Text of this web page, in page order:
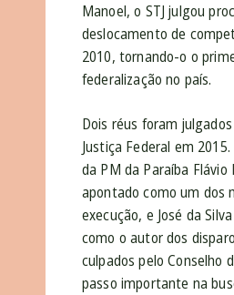
Manoel, o STJ julgou
deslocamento de
2010, tornando-o o
federalização no país.
Dois réus foram
Justiça Federal em
da PM da Paraíba Flávio
apontado como um dos
execução, e José da
como o autor dos
culpados pelo Conselho
passo importante na